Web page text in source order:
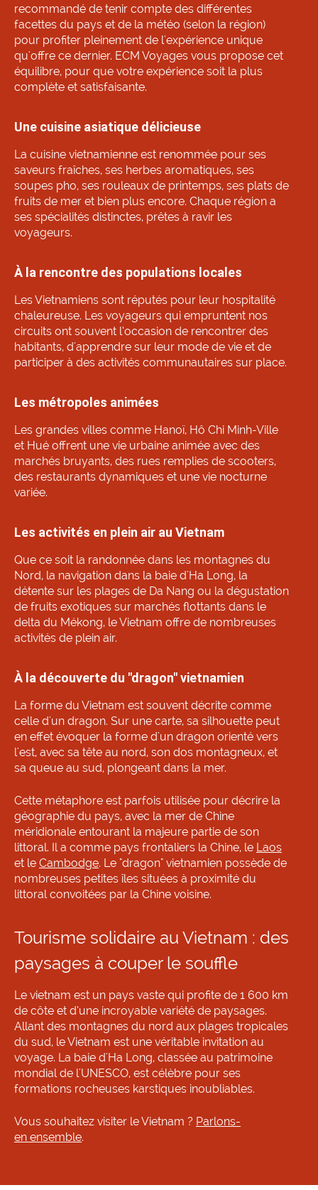
recommandé de tenir compte des différentes
facettes du pays et de la météo (selon la région)
pour profiter pleinement de l'expérience unique
qu'offre ce dernier. ECM Voyages vous propose cet
équilibre, pour que votre expérience soit la plus
complète et satisfaisante.
Une cuisine asiatique délicieuse
La cuisine vietnamienne est renommée pour ses
saveurs fraîches, ses herbes aromatiques, ses
soupes pho, ses rouleaux de printemps, ses plats de
fruits de mer et bien plus encore. Chaque région a
ses spécialités distinctes, prêtes à ravir les
voyageurs.
À la rencontre des populations locales
Les Vietnamiens sont réputés pour leur hospitalité
chaleureuse. Les voyageurs qui empruntent nos
circuits ont souvent l’occasion de rencontrer des
habitants, d'apprendre sur leur mode de vie et de
participer à des activités communautaires sur place.
Les métropoles animées
Les grandes villes comme Hanoï, Hô Chi Minh-Ville
et Hué offrent une vie urbaine animée avec des
marchés bruyants, des rues remplies de scooters,
des restaurants dynamiques et une vie nocturne
variée.
Les activités en plein air au Vietnam
Que ce soit la randonnée dans les montagnes du
Nord, la navigation dans la baie d'Ha Long, la
détente sur les plages de Da Nang ou la dégustation
de fruits exotiques sur marchés flottants dans le
delta du Mékong, le Vietnam offre de nombreuses
activités de plein air.
À la découverte du "dragon" vietnamien
La forme du Vietnam est souvent décrite comme
celle d'un dragon. Sur une carte, sa silhouette peut
en effet évoquer la forme d'un dragon orienté vers
l'est, avec sa tête au nord, son dos montagneux, et
sa queue au sud, plongeant dans la mer.
Cette métaphore est parfois utilisée pour décrire la
géographie du pays, avec la mer de Chine
méridionale entourant la majeure partie de son
littoral. Il a comme pays frontaliers la Chine, le Laos
et le Cambodge. Le "dragon" vietnamien possède de
nombreuses petites îles situées à proximité du
littoral convoitées par la Chine voisine.
Tourisme solidaire au Vietnam : des
paysages à couper le souffle
Le vietnam est un pays vaste qui profite de 1 600 km
de côte et d’une incroyable variété de paysages.
Allant des montagnes du nord aux plages tropicales
du sud, le Vietnam est une véritable invitation au
voyage. La baie d'Ha Long, classée au patrimoine
mondial de l'UNESCO, est célèbre pour ses
formations rocheuses karstiques inoubliables.
Vous souhaitez visiter le Vietnam ? Parlons-
en ensemble.